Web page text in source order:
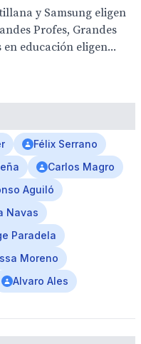
y Samsung eligen
Profes, Grandes
educación eligen...
Félix Serrano
Carlos Magro
Aguiló
Navas
Paradela
Moreno
Alvaro Ales